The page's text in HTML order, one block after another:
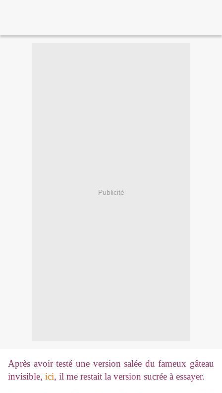
Publicité
Après avoir testé une version salée du fameux gâteau
invisible, ici, il me restait la version sucrée à essayer.